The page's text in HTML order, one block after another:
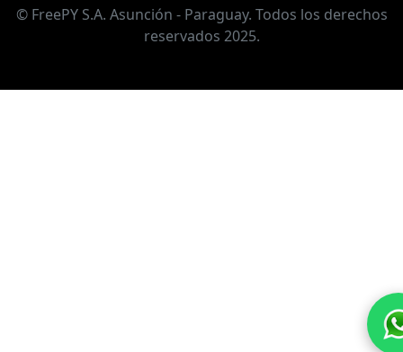
© FreePY S.A. Asunción - Paraguay. Todos los derechos
reservados 2025.